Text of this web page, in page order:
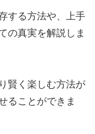
する方法や、上手
の真実を解説しま
賢く楽しむ方法が
ることができま